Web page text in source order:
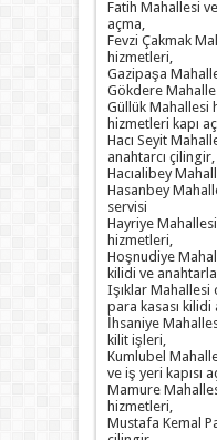
Fatih Mahallesi
açma,
Fevzi Çakmak
hizmetleri,
Gazipaşa
Gökdere
Güllük Mahallesi
hizmetleri kapı
Hacı Seyit
anahtarcı çilingir,
Hacıalibey
Hasanbey
servisi
Hayriye
hizmetleri,
Hoşnudiye
kilidi ve
Işıklar
para kasası kilidi
İhsaniye
kilit işleri,
Kumlubel
ve iş yeri kapısı
Mamure
hizmetleri,
Mustafa Kemal